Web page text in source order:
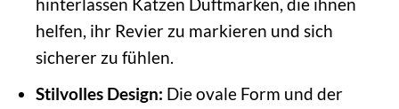
helfen, ihr Revier zu markieren und sich
sicherer zu fühlen.
Stilvolles Design: Die ovale Form und der